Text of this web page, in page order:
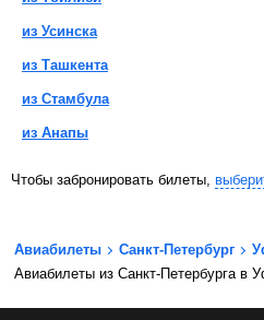
из Усинска
из Ташкента
из Стамбула
из Анапы
Чтобы забронировать билеты,
Авиабилеты Санкт-Петербург
Авиабилеты из Санкт-Петербурга в